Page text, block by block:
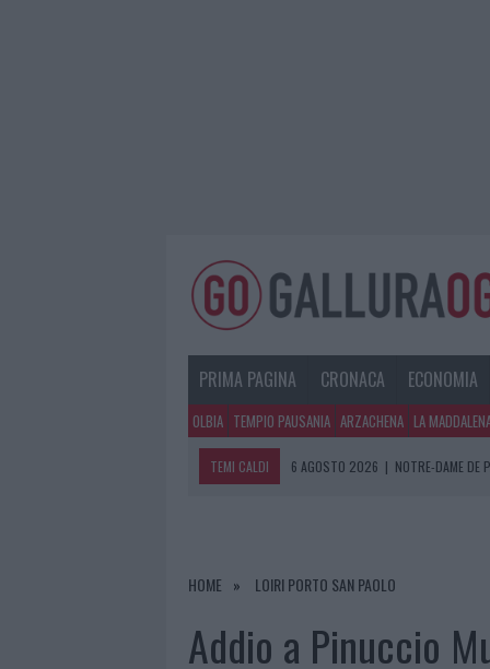
PRIMA PAGINA CRONACA ECONOMIA
OLBIA TEMPIO PAUSANIA ARZACHENA LA
TEMI CALDI 6 AGOSTO 2026 | NOTRE-DAME DE
6 AGOSTO 2026 | NUOVI POSTI AUTO IN VIA LA
HOME LOIRI PORTO SAN PAOLO
Addio a Pinuccio